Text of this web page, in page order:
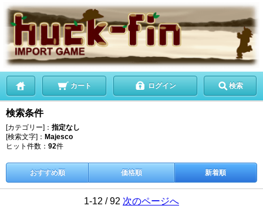
カート ログイン 検索
検索条件
[カテゴリー]： 指定なし
[検索文字]： Majesco
ヒット件数： 92件
おすすめ順 価格順 新着順
1-12 / 92 次のページへ